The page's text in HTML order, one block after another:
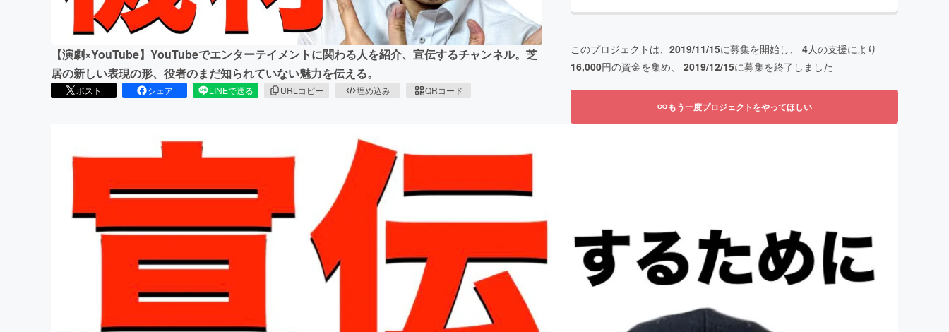
【演劇×YouTube】YouTubeでエンターテイメントに関わる人を紹介、宣伝するチャンネル。芝
居の新しい表現の形、役者のまだ知られていない魅力を伝える。
ポスト シェア LINEで送る URLコピー 埋め込み QRコード
このプロジェクトは、 2019/11/15に募集を開始し、 4人の支援により
16,000円の資金を集め、 2019/12/15に募集を終了しました
もう一度プロジェクトをやってほしい